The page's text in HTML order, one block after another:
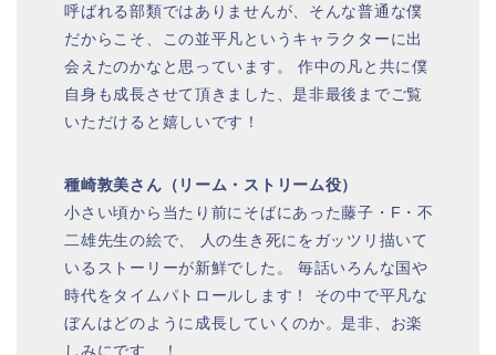
呼ばれる部類ではありませんが、そんな普通な僕
だからこそ、この並平凡というキャラクターに出
会えたのかなと思っています。 作中の凡と共に僕
自身も成長させて頂きました、是非最後までご覧
いただけると嬉しいです！
種崎敦美さん（リーム・ストリーム役）
小さい頃から当たり前にそばにあった藤子・F・不
二雄先生の絵で、 人の生き死にをガッツリ描いて
いるストーリーが新鮮でした。 毎話いろんな国や
時代をタイムパトロールします！ その中で平凡な
ぼんはどのように成長していくのか。是非、お楽
しみにです…！